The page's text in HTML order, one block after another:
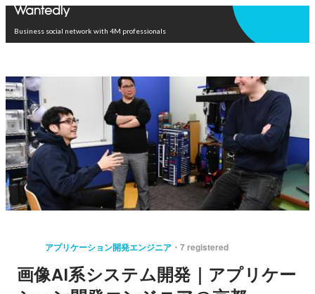
Business social network with 4M professionals
アプリケーション開発エンジニア 7 registered
画像AI系システム開発｜アプリケー